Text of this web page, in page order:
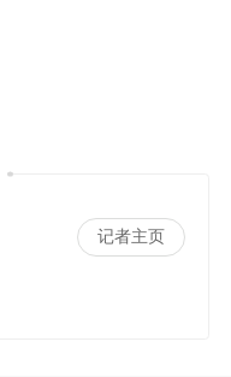
记者主页